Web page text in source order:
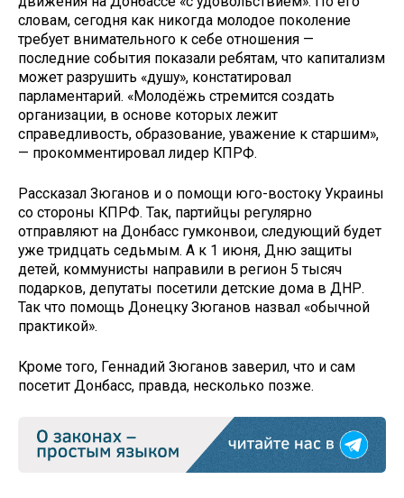
словам, сегодня как никогда молодое поколение
требует внимательного к себе отношения —
последние события показали ребятам, что капитализм
может разрушить «душу», констатировал
парламентарий. «Молодёжь стремится создать
организации, в основе которых лежит
справедливость, образование, уважение к старшим»,
— прокомментировал лидер КПРФ.
Рассказал Зюганов и о помощи юго-востоку Украины
со стороны КПРФ. Так, партийцы регулярно
отправляют на Донбасс гумконвои, следующий будет
уже тридцать седьмым. А к 1 июня, Дню защиты
детей, коммунисты направили в регион 5 тысяч
подарков, депутаты посетили детские дома в ДНР.
Так что помощь Донецку Зюганов назвал «обычной
практикой».
Кроме того, Геннадий Зюганов заверил, что и сам
посетит Донбасс, правда, несколько позже.